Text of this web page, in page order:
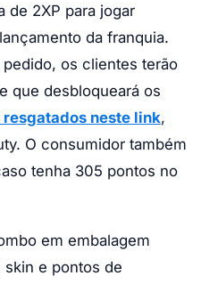
de 2XP para jogar
da franquia.
os clientes terão
que desbloqueará os
neste link,
O consumidor também
tenha 305 pontos no
em embalagem
skin e pontos de